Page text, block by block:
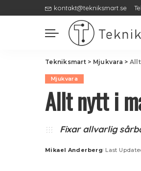
kontakt@tekniksmart.se
Tekniksmart> Mjukvara > Allt
Mjukvara
Allt nytt i
Fixar allvarlig
Posted
Mikael Anderberg Last